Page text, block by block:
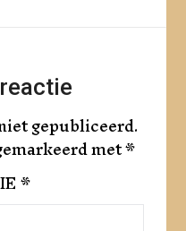
gepubliceerd.
met*
*